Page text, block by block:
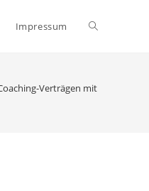
Impressum Website-
Verträgen mit B2B-